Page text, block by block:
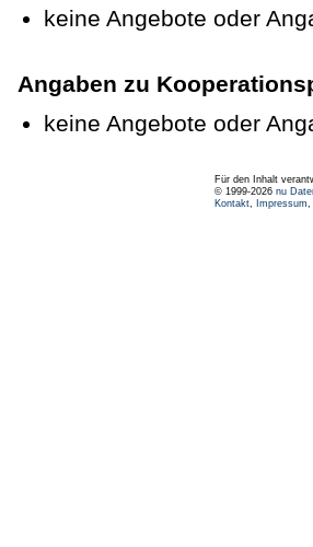
keine Angebote oder
Angaben zu
keine Angebote oder
Für den Inhalt
© 1999-2026 nu
Kontakt, Impressum,